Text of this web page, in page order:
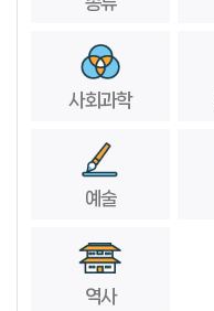
사회과학
예술
역사